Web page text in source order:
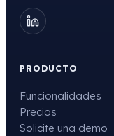
PRODUCTO
Funcionalidades
Precios
Solicite una demo